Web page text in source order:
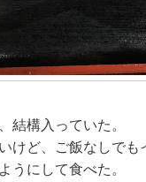
結構入っていた。
けど、ご飯なしでも
うにして食べた。